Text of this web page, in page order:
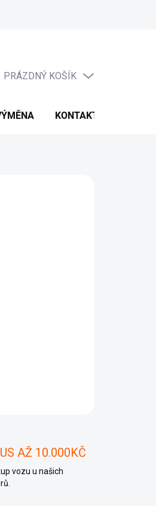
NÁKUPNÍ
PRÁZDNÝ KOŠÍK
KONTAKTY
AŽ 10.000KČ
vozu u našich